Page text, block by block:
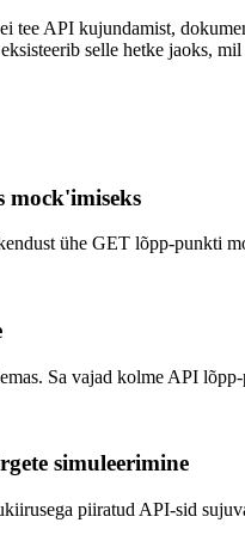
tee API kujundamist,
selle hetke jaoks,
mock'imiseks
ühe GET lõpp-punkti
Sa vajad kolme API
simuleerimine
piiratud API-sid